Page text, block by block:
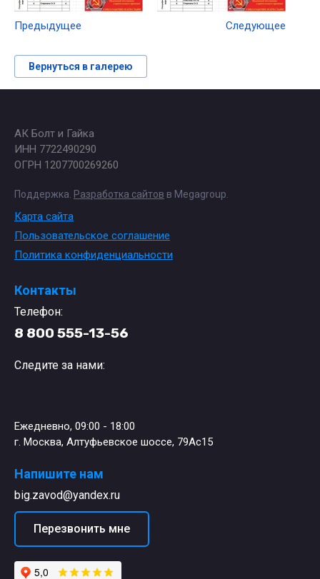
Предыдущее Следующее
Вернуться в галерею
АК Болт и Гайка
ИНН 7722490290
ОГРН 1207700269260
Поддержка. Разработка сайтов в Megagroup.
Карта сайта
Пользовательское соглашение
Политика конфиденциальности
Контакты
Телефон:
8 800 555-13-56
Следите за нами:
Ежедневно, 09:00 - 18:00
г. Москва, Алтуфьевское шоссе, 79Ас15
Напишите нам
big.zavod@yandex.ru
Перезвонить мне